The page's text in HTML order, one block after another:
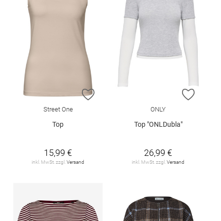
ZUR WUNSCHLISTE HINZUFÜGEN
Street One
Top
15,99 €
inkl. MwSt. zzgl. Versand
ZUR
ONLY
Top "ONLDubla"
26,99 €
inkl. MwSt. zzgl. Versand